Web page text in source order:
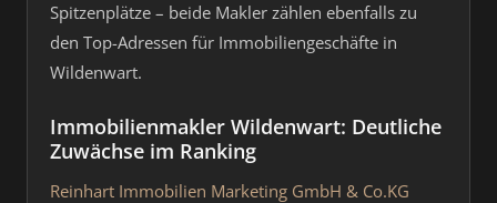
Spitzenplätze – beide Makler zählen ebenfalls zu
den Top-Adressen für Immobiliengeschäfte in
Wildenwart.
Immobilienmakler Wildenwart: Deutliche
Zuwächse im Ranking
Reinhart Immobilien Marketing GmbH & Co.KG